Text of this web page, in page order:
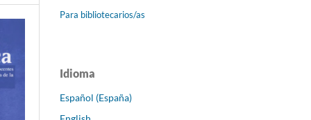
Para bibliotecarios/as
Idioma
Español (España)